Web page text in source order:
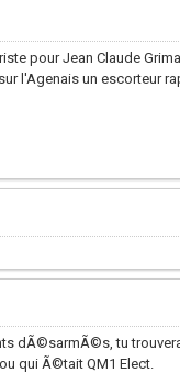
pour Jean Claude
l'Agenais un escorteur
dÃ©sarmÃ©s, tu
qui Ã©tait QM1 Elect.